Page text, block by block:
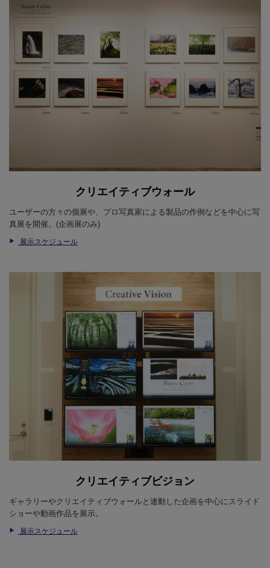
クリエイティブウォール
ユーザーの方々の個展や、プロ写真家による製品の作例などを中心に写
真展を開催。(企画展のみ)
展示スケジュール
クリエイティブビジョン
ギャラリーやクリエイティブウォールと連動した企画を中心にスライド
ショーや動画作品を展示。
展示スケジュール